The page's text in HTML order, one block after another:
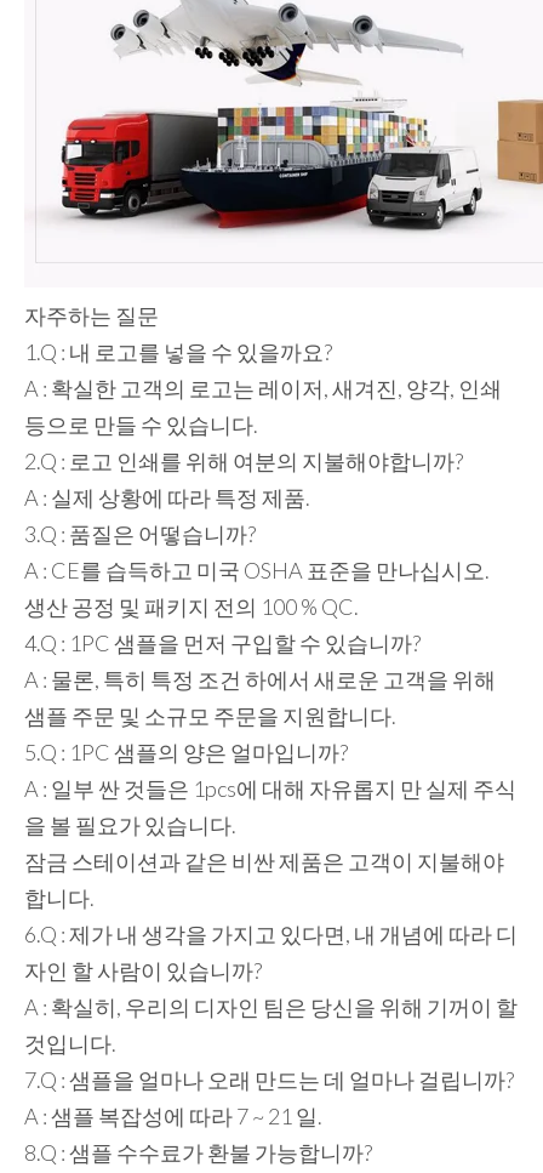
자주하는 질문
1.Q : 내 로고를 넣을 수 있을까요?
A : 확실한 고객의 로고는 레이저, 새겨진, 양각, 인쇄
등으로 만들 수 있습니다.
2.Q : 로고 인쇄를 위해 여분의 지불해야합니까?
A : 실제 상황에 따라 특정 제품.
3.Q : 품질은 어떻습니까?
A : CE를 습득하고 미국 OSHA 표준을 만나십시오.
생산 공정 및 패키지 전의 100 % QC.
4.Q : 1PC 샘플을 먼저 구입할 수 있습니까?
A : 물론, 특히 특정 조건 하에서 새로운 고객을 위해
샘플 주문 및 소규모 주문을 지원합니다.
5.Q : 1PC 샘플의 양은 얼마입니까?
A : 일부 싼 것들은 1pcs에 대해 자유롭지 만 실제 주식
을 볼 필요가 있습니다.
잠금 스테이션과 같은 비싼 제품은 고객이 지불해야
합니다.
6.Q : 제가 내 생각을 가지고 있다면, 내 개념에 따라 디
자인 할 사람이 있습니까?
A : 확실히, 우리의 디자인 팀은 당신을 위해 기꺼이 할
것입니다.
7.Q : 샘플을 얼마나 오래 만드는 데 얼마나 걸립니까?
A : 샘플 복잡성에 따라 7 ~ 21 일.
8.Q : 샘플 수수료가 환불 가능합니까?